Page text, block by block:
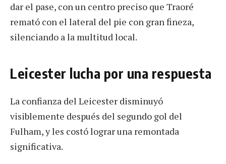
dar el pase, con un centro preciso que Traoré
remató con el lateral del pie con gran fineza,
silenciando a la multitud local.
Leicester lucha por una respuesta
La confianza del Leicester disminuyó
visiblemente después del segundo gol del
Fulham, y les costó lograr una remontada
significativa.